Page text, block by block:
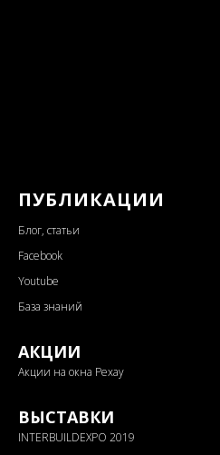
ПУБЛИКАЦИИ
Блог, статьи
Facebook
Youtube
База знаний
АКЦИИ
Акции на окна Рехау
ВЫСТАВКИ
INTERBUILDEXPO 2019